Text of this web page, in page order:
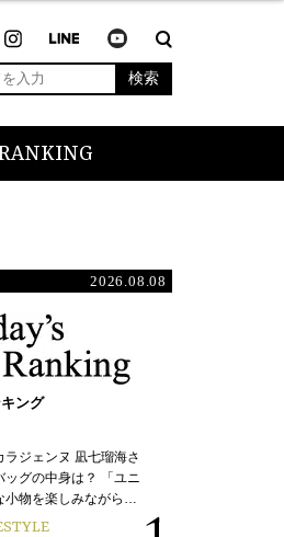
検索
2026.08.08
ング
ラジェンヌ 凪七瑠海さ
ッグの中身は？ 「ユニ
小物を楽しみながら…